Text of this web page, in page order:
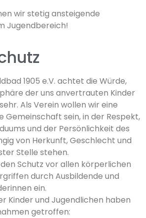
wir stetig ansteigende
Jugendbereich!
1905 e.V. achtet die Würde,
der uns anvertrauten Kinder
Als Verein wollen wir eine
Gemeinschaft sein, in der Respekt,
und der Persönlichkeit des
von Herkunft, Geschlecht und
Stelle stehen.
Schutz vor allen körperlichen
durch Ausbildende und
ein.
Kinder und Jugendlichen haben
getroffen: